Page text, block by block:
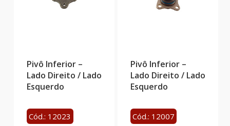
Pivô Inferior –
Lado Direito / Lado
Esquerdo
Cód.: 12023
Pivô Inferior –
Lado Direito / Lado
Esquerdo
Cód.: 12007